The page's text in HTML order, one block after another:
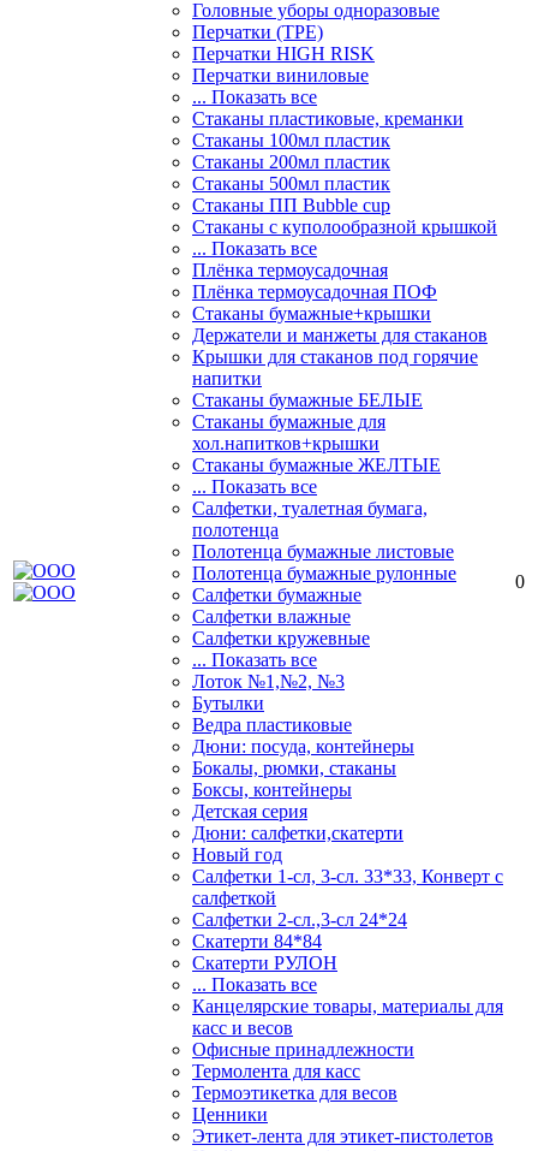
Головные уборы одноразовые
Перчатки (ТРЕ)
Перчатки HIGH RISK
Перчатки виниловые
... Показать все
Стаканы пластиковые, креманки
Стаканы 100мл пластик
Стаканы 200мл пластик
Стаканы 500мл пластик
Стаканы ПП Bubble cup
Стаканы с куполообразной крышкой
... Показать все
Плёнка термоусадочная
Плёнка термоусадочная ПОФ
Стаканы бумажные+крышки
Держатели и манжеты для стаканов
Крышки для стаканов под горячие
напитки
Стаканы бумажные БЕЛЫЕ
Стаканы бумажные для
хол.напитков+крышки
Стаканы бумажные ЖЕЛТЫЕ
... Показать все
Салфетки, туалетная бумага,
полотенца
Полотенца бумажные листовые
Полотенца бумажные рулонные
Салфетки бумажные
Салфетки влажные
Салфетки кружевные
... Показать все
Лоток №1,№2, №3
Бутылки
Ведра пластиковые
Дюни: посуда, контейнеры
Бокалы, рюмки, стаканы
Боксы, контейнеры
Детская серия
Дюни: салфетки,скатерти
Новый год
Салфетки 1-сл, 3-сл. 33*33, Конверт с
салфеткой
Салфетки 2-сл.,3-сл 24*24
Скатерти 84*84
Скатерти РУЛОН
... Показать все
Канцелярские товары, материалы для
касс и весов
Офисные принадлежности
Термолента для касс
Термоэтикетка для весов
Ценники
Этикет-лента для этикет-пистолетов
0